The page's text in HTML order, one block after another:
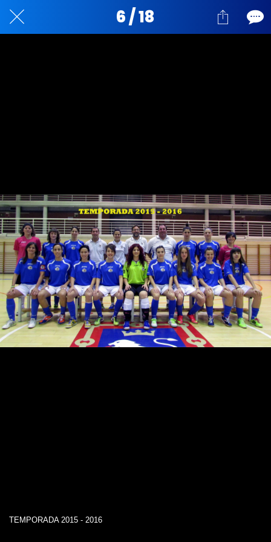
6 / 18
TEMPORADA 2015 - 2016